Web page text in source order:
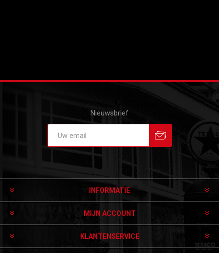
Nieuwsbrief
INFORMATIE
MIJN ACCOUNT
KLANTENSERVICE